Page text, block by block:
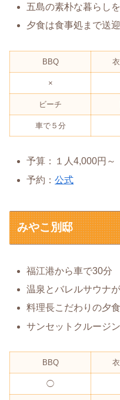
五島の素朴な暮らし
夕食は食事処まで送
BBQ
×
ビーチ
車で５分
予算：１人4,000円～
予約：公式
みやこ別邸
福江港から車で30分
温泉とバレルサウナ
料理長こだわりの夕
サンセットクルージ
BBQ
◯